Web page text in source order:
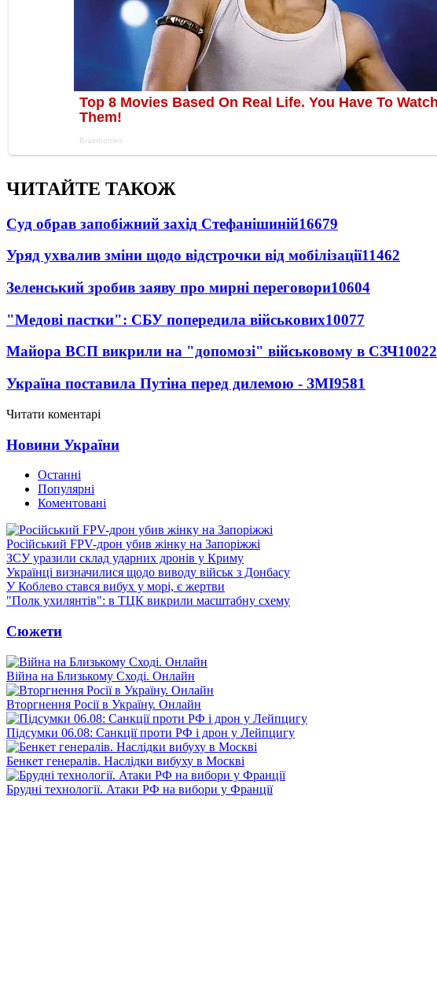
ЧИТАЙТЕ ТАКОЖ
Суд обрав запобіжний захід Стефанішиній16679
Уряд ухвалив зміни щодо відстрочки від мобілізації11462
Зеленський зробив заяву про мирні переговори10604
"Медові пастки": СБУ попередила військових10077
Майора ВСП викрили на "допомозі" військовому в СЗЧ10022
Україна поставила Путіна перед дилемою - ЗМІ9581
Читати коментарі
Новини України
Останні
Популярні
Коментовані
Російський FPV-дрон убив жінку на Запоріжжі
ЗСУ уразили склад ударних дронів у Криму
Українці визначилися щодо виводу військ з Донбасу
У Коблево стався вибух у морі, є жертви
"Полк ухилянтів": в ТЦК викрили масштабну схему
Сюжети
Війна на Близькому Сході. Онлайн
Вторгнення Росії в Україну. Онлайн
Підсумки 06.08: Санкції проти РФ і дрон у Лейпцигу
Бенкет генералів. Наслідки вибуху в Москві
Брудні технології. Атаки РФ на вибори у Франції